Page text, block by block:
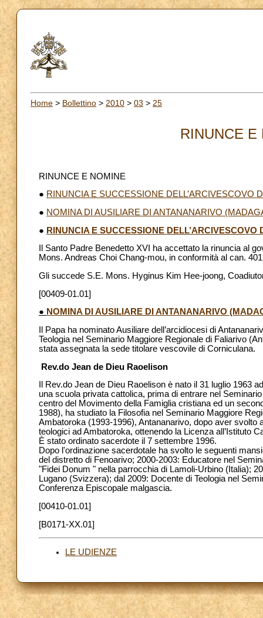
Home > Bollettino > 2010 > 03 > 25
RINUNCE E
RINUNCE E NOMINE
● RINUNCIA E SUCCESSIONE DELL’ARCIVESCOVO
● NOMINA DI AUSILIARE DI ANTANANARIVO
● RINUNCIA E SUCCESSIONE DELL’ARCIVESCOVO
Il Santo Padre Benedetto XVI ha accettato la rinuncia al
Mons. Andreas Choi Chang-mou, in conformità al can.
Gli succede S.E. Mons. Hyginus Kim Hee-joong,
[00409-01.01]
● NOMINA DI AUSILIARE DI ANTANANARIVO
Il Papa ha nominato Ausiliare dell’arcidiocesi di
Teologia nel Seminario Maggiore Regionale di Faliarivo
stata assegnata la sede titolare vescovile di Corniculana.
Rev.do Jean de Dieu Raoelison
Il Rev.do Jean de Dieu Raoelison è nato il 31 luglio 1963
una scuola privata cattolica, prima di entrare nel
centro del Movimento della Famiglia cristiana ed un
1988), ha studiato la Filosofia nel Seminario Maggiore
Ambatoroka (1993-1996), Antananarivo, dopo aver
teologici ad Ambatoroka, ottenendo la Licenza all’Istituto
È stato ordinato sacerdote il 7 settembre 1996.
Dopo l'ordinazione sacerdotale ha svolto le seguenti
del distretto di Fenoarivo; 2000-2003: Educatore nel
"Fidei Donum " nella parrocchia di Lamoli-Urbino (Italia);
Lugano (Svizzera); dal 2009: Docente di Teologia nel
Conferenza Episcopale malgascia.
[00410-01.01]
[B0171-XX.01]
LE UDIENZE